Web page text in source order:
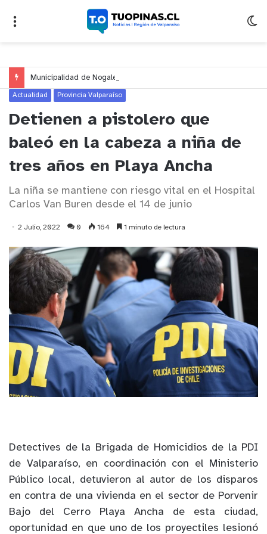
Actualidad Provincia Valparaíso
Detienen a pistolero que
baleó en la cabeza a niña de
tres años en Playa Ancha
La niña se mantiene con riesgo vital en el Hospital
Carlos Van Buren desde el 14 de junio
2 Julio, 2022 0 164 1 minuto de lectura
Detectives de la Brigada de Homicidios de la PDI
de Valparaíso, en coordinación con el Ministerio
Público local, detuvieron al autor de los disparos
en contra de una vivienda en el sector de Porvenir
Bajo del Cerro Playa Ancha de esta ciudad,
oportunidad en que uno de los proyectiles lesionó